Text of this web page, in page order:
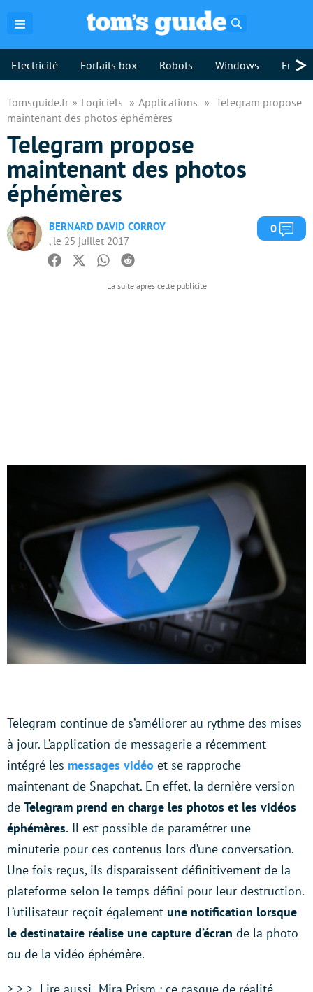
Electricité Forfaits box Robots Windows >
Tomsguide.fr Logiciels Applications
Telegram propose
maintenant des photos éphémères
Telegram propose
maintenant des photos
éphémères
BERNARD DAVID CORROY
, le 25 juillet 2017
0
Facebook
TwitterWhatsapp
Reddit
Telegram continue de s’améliorer au rythme des mises
à jour. L’application de messagerie a récemment
intégré les messages vidéo et se rapproche
maintenant de Snapchat. En effet, la dernière version
de Telegram prend en charge les photos et les vidéos
éphémères. Il est possible de paramétrer une
minuterie pour ces contenus lors d’une conversation.
Une fois reçus, ils disparaissent définitivement de la
plateforme selon le temps défini pour leur destruction.
L’utilisateur reçoit également une notification lorsque
le destinataire réalise une capture d’écran de la photo
ou de la vidéo éphémère.